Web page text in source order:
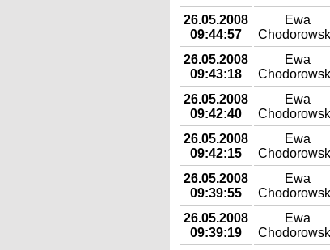
26.05.2008
09:44:57
Ewa
26.05.2008
09:43:18
Ewa
26.05.2008
09:42:40
Ewa
26.05.2008
09:42:15
Ewa
26.05.2008
09:39:55
Ewa
26.05.2008
09:39:19
Ewa